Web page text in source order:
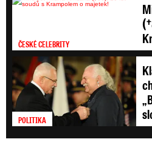
ČESKÉ CELEBRITY
POLITIKA